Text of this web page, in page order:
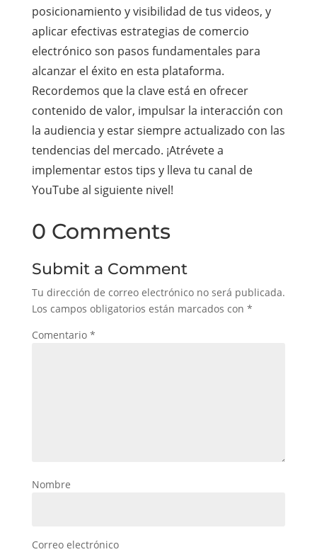
posicionamiento y visibilidad de tus videos, y
aplicar efectivas estrategias de comercio
electrónico son pasos fundamentales para
alcanzar el éxito en esta plataforma.
Recordemos que la clave está en ofrecer
contenido de valor, impulsar la interacción con
la audiencia y estar siempre actualizado con las
tendencias del mercado. ¡Atrévete a
implementar estos tips y lleva tu canal de
YouTube al siguiente nivel!
0 Comments
Submit a Comment
Tu dirección de correo electrónico no será publicada.
Los campos obligatorios están marcados con *
Comentario *
Nombre
Correo electrónico